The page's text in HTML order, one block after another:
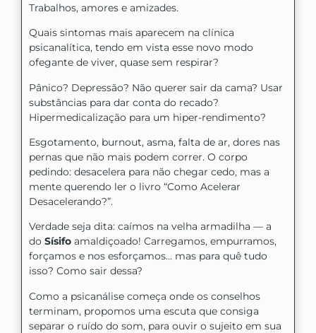
Trabalhos, amores e amizades.
Quais sintomas mais aparecem na clínica
psicanalítica, tendo em vista esse novo modo
ofegante de viver, quase sem respirar?
Pânico? Depressão? Não querer sair da cama? Usar
substâncias para dar conta do recado?
Hipermedicalização para um hiper-rendimento?
Esgotamento, burnout, asma, falta de ar, dores nas
pernas que não mais podem correr. O corpo
pedindo: desacelera para não chegar cedo, mas a
mente querendo ler o livro “Como Acelerar
Desacelerando?”.
Verdade seja dita: caímos na velha armadilha — a
do Sí­sifo amaldiçoado! Carregamos, empurramos,
forçamos e nos esforçamos… mas para quê tudo
isso? Como sair dessa?
Como a psicanálise começa onde os conselhos
terminam, propomos uma escuta que consiga
separar o ruído do som, para ouvir o sujeito em sua